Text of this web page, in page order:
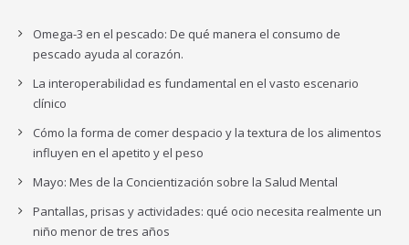
Omega-3 en el pescado: De qué manera el consumo de
pescado ayuda al corazón.
La interoperabilidad es fundamental en el vasto escenario
clínico
Cómo la forma de comer despacio y la textura de los alimentos
influyen en el apetito y el peso
Mayo: Mes de la Concientización sobre la Salud Mental
Pantallas, prisas y actividades: qué ocio necesita realmente un
niño menor de tres años